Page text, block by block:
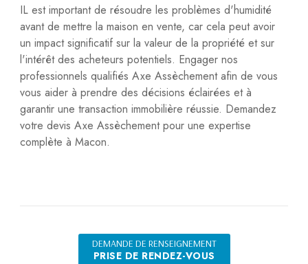
IL est important de résoudre les problèmes d'humidité
avant de mettre la maison en vente, car cela peut avoir
un impact significatif sur la valeur de la propriété et sur
l'intérêt des acheteurs potentiels. Engager nos
professionnels qualifiés Axe Assèchement afin de vous
vous aider à prendre des décisions éclairées et à
garantir une transaction immobilière réussie. Demandez
votre devis Axe Assèchement pour une expertise
complète à Macon.
DEMANDE DE RENSEIGNEMENT
PRISE DE RENDEZ-VOUS